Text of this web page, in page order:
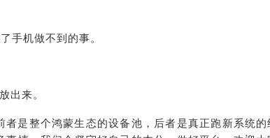
手机做不到的事。
出来。
是整个鸿蒙生态的设备池，后者是真正跑新系统的